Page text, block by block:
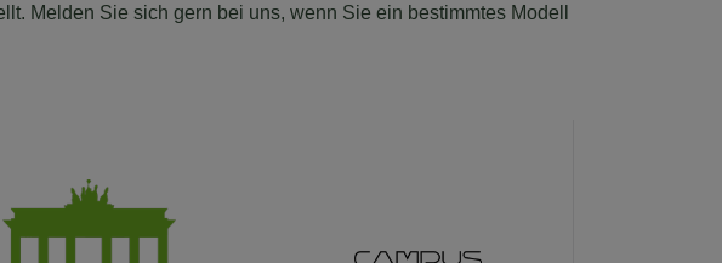
Melden Sie sich gern bei uns, wenn Sie ein bestimmtes Modell